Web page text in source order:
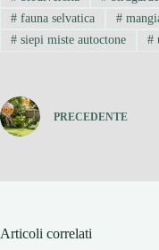
#fauna selvatica #
#siepi miste autoctone #
PRECEDENTE
Articoli correlati